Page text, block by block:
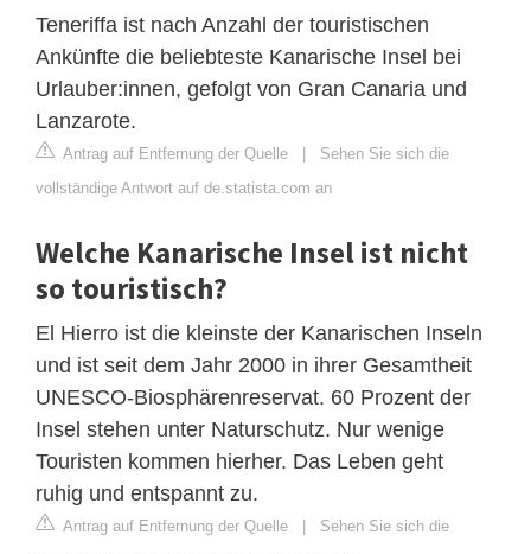
Teneriffa ist nach Anzahl der touristischen
Ankünfte die beliebteste Kanarische Insel bei
Urlauber:innen, gefolgt von Gran Canaria und
Lanzarote.
Antrag auf Entfernung der Quelle | Sehen Sie sich die
vollständige Antwort auf de.statista.com an
Welche Kanarische Insel ist nicht
so touristisch?
El Hierro ist die kleinste der Kanarischen Inseln
und ist seit dem Jahr 2000 in ihrer Gesamtheit
UNESCO-Biosphärenreservat. 60 Prozent der
Insel stehen unter Naturschutz. Nur wenige
Touristen kommen hierher. Das Leben geht
ruhig und entspannt zu.
Antrag auf Entfernung der Quelle | Sehen Sie sich die